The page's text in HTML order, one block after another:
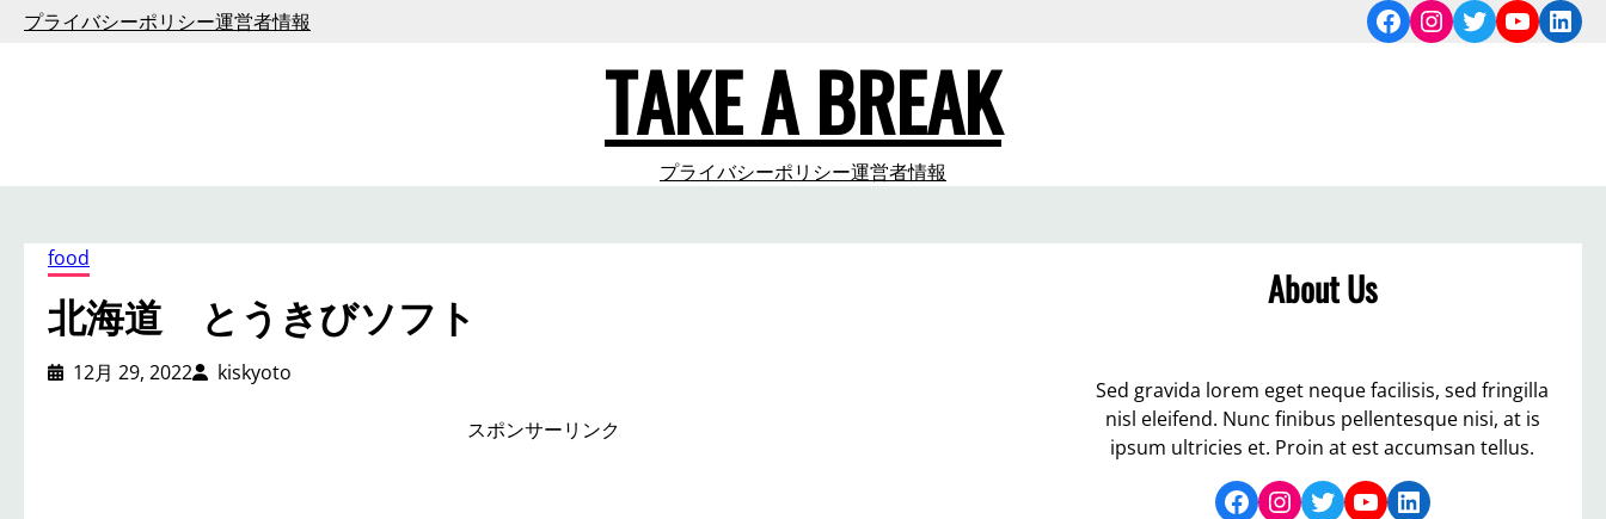
プ
プライバシーポリシー運営者情報 Facebook
Instagram
Twitter
TAKE A BREAK
プライバシーポリシー運営者情報
food
北海道 とうきびソフト
12月 29, 2022 kiskyoto
スポンサーリンク
About Us
Sed gravida lorem eget neque facilisis, sed fringilla
nisl eleifend. Nunc finibus pellentesque nisi, at is
ipsum ultricies et. Proin at est accumsan tellus.
Facebook Instagram Twitter YouTube LinkedIn